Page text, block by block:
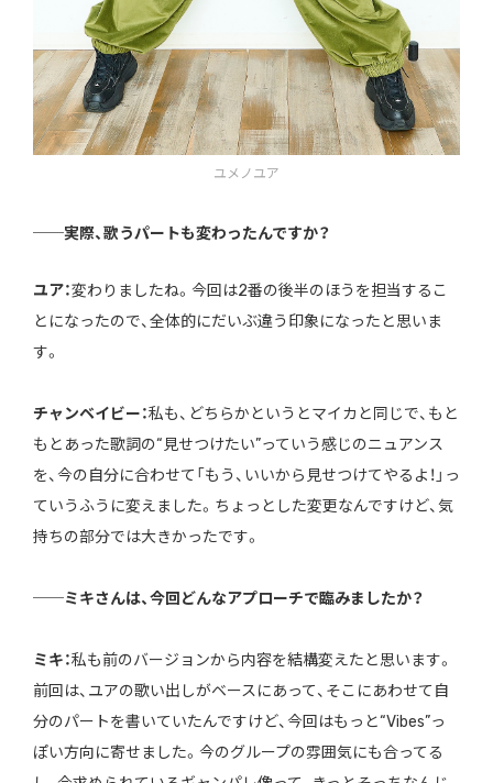
ユメノユア
──実際、歌うパートも変わったんですか？
ユア：変わりましたね。今回は2番の後半のほうを担当するこ
とになったので、全体的にだいぶ違う印象になったと思いま
す。
チャンベイビー：私も、どちらかというとマイカと同じで、もと
もとあった歌詞の“見せつけたい”っていう感じのニュアンス
を、今の自分に合わせて「もう、いいから見せつけてやるよ！」っ
ていうふうに変えました。ちょっとした変更なんですけど、気
持ちの部分では大きかったです。
──ミキさんは、今回どんなアプローチで臨みましたか？
ミキ：私も前のバージョンから内容を結構変えたと思います。
前回は、ユアの歌い出しがベースにあって、そこにあわせて自
分のパートを書いていたんですけど、今回はもっと“Vibes”っ
ぽい方向に寄せました。今のグループの雰囲気にも合ってる